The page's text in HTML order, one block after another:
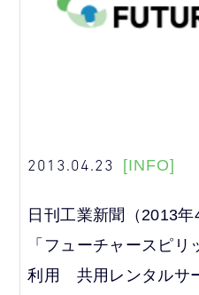
2013.04.23 [INFO]
日刊工業新聞（2013年
「フューチャースピ
利用 共用レンタルサ